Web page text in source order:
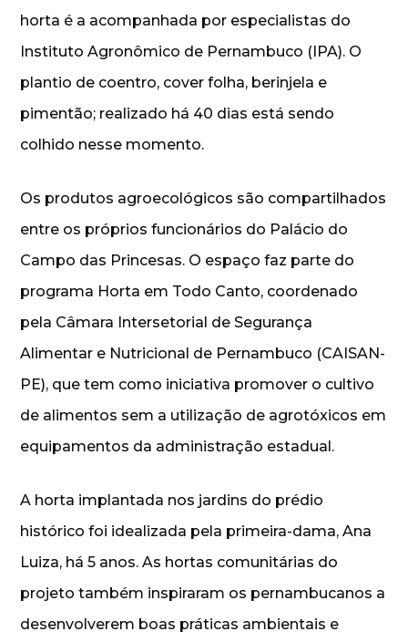
horta é a acompanhada por especialistas do
Instituto Agronômico de Pernambuco (IPA). O
plantio de coentro, cover folha, berinjela e
pimentão; realizado há 40 dias está sendo
colhido nesse momento.
Os produtos agroecológicos são compartilhados
entre os próprios funcionários do Palácio do
Campo das Princesas. O espaço faz parte do
programa Horta em Todo Canto, coordenado
pela Câmara Intersetorial de Segurança
Alimentar e Nutricional de Pernambuco (CAISAN-
PE), que tem como iniciativa promover o cultivo
de alimentos sem a utilização de agrotóxicos em
equipamentos da administração estadual.
A horta implantada nos jardins do prédio
histórico foi idealizada pela primeira-dama, Ana
Luiza, há 5 anos. As hortas comunitárias do
projeto também inspiraram os pernambucanos a
desenvolverem boas práticas ambientais e